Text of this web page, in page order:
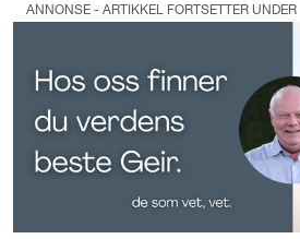
ANNONSE - ARTIKKEL FORTSETTER UNDER